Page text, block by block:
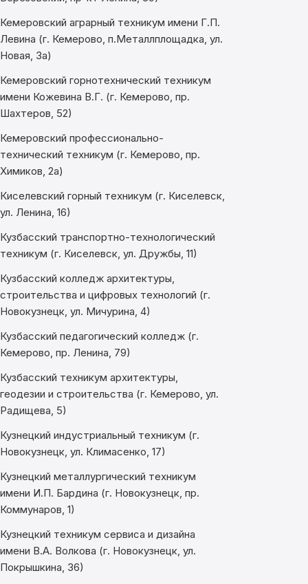
Кемеровский аграрный техникум имени Г.П.
Левина (г. Кемерово, п.Металлплощадка, ул.
Новая, 3а)
Кемеровский горнотехнический техникум
имени Кожевина В.Г. (г. Кемерово, пр.
Шахтеров, 52)
Кемеровский профессионально-
технический техникум (г. Кемерово, пр.
Химиков, 2а)
Киселевский горный техникум (г. Киселевск,
ул. Ленина, 16)
Кузбасский транспортно-технологический
техникум (г. Киселевск, ул. Дружбы, 11)
Кузбасский колледж архитектуры,
строительства и цифровых технологий (г.
Новокузнецк, ул. Мичурина, 4)
Кузбасский педагогический колледж (г.
Кемерово, пр. Ленина, 79)
Кузбасский техникум архитектуры,
геодезии и строительства (г. Кемерово, ул.
Радищева, 5)
Кузнецкий индустриальный техникум (г.
Новокузнецк, ул. Климасенко, 17)
Кузнецкий металлургический техникум
имени И.П. Бардина (г. Новокузнецк, пр.
Коммунаров, 1)
Кузнецкий техникум сервиса и дизайна
имени В.А. Волкова (г. Новокузнецк, ул.
Покрышкина, 36)